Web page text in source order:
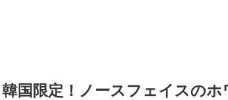
韓国限定！ノースフェイスの